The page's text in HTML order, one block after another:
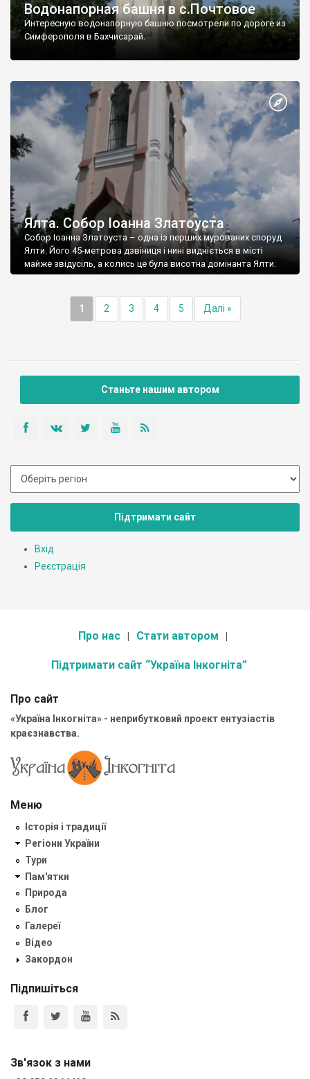
Водонапорная башня в с.Почтовое
Интересную водонапорную башню посмотрели по дороге из
Симферополя в Бахчисарай.
Ялта. Собор Іоанна Златоуста
Собор Іоанна Златоуста – одна із перших мурованих споруд
Ялти. Його 45-метрова дзвіниця і нині видніється в місті
майже звідусіль, а колись це була висотна домінанта Ялти.
1 2 3 4 5 Далі »
Станьте нашим автором
Підтримати сайт
Вхід
Реєстрація
Про нас Стати автором
Підтримати сайт “Україна Інкогніта”
Про сайт
«Україна Інкогніта» - неприбутковий проект ентузіастів
краєзнавства.
Меню
Історія і традиції
Регіони України
Тури
Пам'ятки
Природа
Блог
Галереї
Відео
Закордон
Підпишіться
Зв'язок з нами